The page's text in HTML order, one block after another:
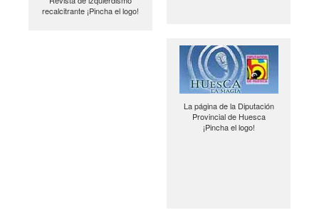
recalcitrante ¡Pincha el logo!
La página de la Diputación
Provincial de Huesca
¡Pincha el logo!